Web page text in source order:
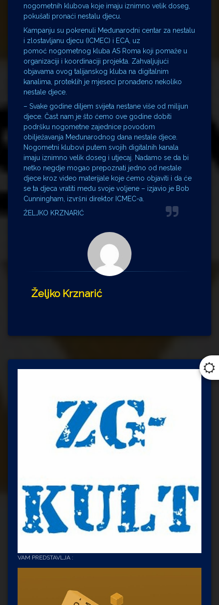
nogometnih klubova koje imaju iznimno velik doseg,
pokušati pronaći nestalu djecu.
Kampanju su pokrenuli Međunarodni centar za nestalu
i zlostavljanu djecu (ICMEC) i ECA, uz
pomoć nogometnog kluba AS Roma koji pomaže u
organizaciji i koordinaciji projekta. Zahvaljujući
objavama ovog talijanskog kluba na digitalnim
kanalima, proteklih je mjeseci pronađeno nekoliko
nestale djece.
– Svake godine diljem svijeta nestane više od milijun
djece. Čast nam je što ćemo ove godine dobiti
podršku nogometne zajednice povodom
obilježavanja Međunarodnog dana nestale djece.
Nogometni klubovi putem svojih digitalnih kanala
imaju iznimno velik doseg i utjecaj. Nadamo se da bi
netko negdje mogao prepoznati jedno od nestale
djece kroz video materijale koje ćemo objaviti i da će
se ta djeca vratiti među svoje voljene – izjavio je Bob
Cunningham, izvršni direktor ICMEC-a.
ŽELJKO KRZNARIĆ
Željko Krznarić
VAM PREDSTAVLJA :